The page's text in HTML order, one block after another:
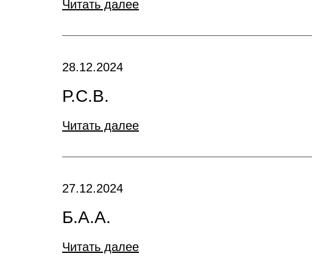
Читать далее
28.12.2024
Р.С.В.
Читать далее
27.12.2024
Б.А.А.
Читать далее